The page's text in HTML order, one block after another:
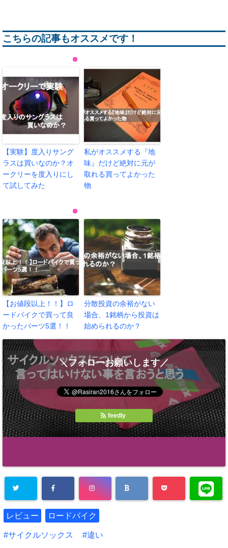
こちらの記事もオススメです！
【実験】度入りサング
ラスは買いなのか？オ
ークリーを度入りにし
て試してみた
私がオススメする『地
味』だけど絶対に元が
取れる買ってよかった
物
【お値段以上！！】ロ
ードバイクで買って良
かったパーツ5選！！
分散投資の余裕がない
場合、1銘柄から投資は
始められるのか？
＼フォローお願いします／
feedly
レビュー ロードバイク
サイクルソックス 違い